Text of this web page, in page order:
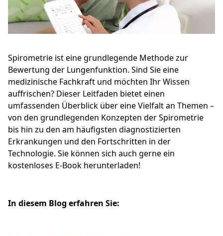
Spirometrie ist eine grundlegende Methode zur
Bewertung der Lungenfunktion. Sind Sie eine
medizinische Fachkraft und möchten Ihr Wissen
auffrischen? Dieser Leitfaden bietet einen
umfassenden Überblick über eine Vielfalt an Themen –
von den grundlegenden Konzepten der Spirometrie
bis hin zu den am häufigsten diagnostizierten
Erkrankungen und den Fortschritten in der
Technologie. Sie können sich auch gerne ein
kostenloses E-Book herunterladen!
In diesem Blog erfahren Sie: